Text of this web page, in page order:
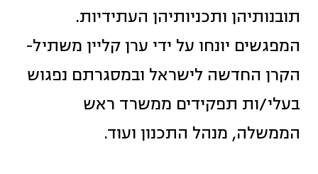
תובנותיהן ותכניותיהן העתידיות.
המפגשים יונחו על ידי ערן קליין משתיל-
הקרן החדשה לישראל ובמסגרתם נפגוש
בעלי/ות תפקידים ממשרד ראש
הממשלה, מנהל התכנון ועוד.